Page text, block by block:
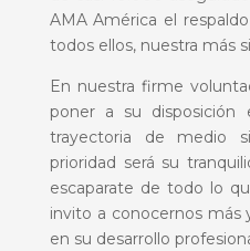
AMA América el
todos ellos, nuestra más
En nuestra firme
poner a su disposición
trayectoria de medio
prioridad será su
escaparate de todo lo
invito a conocernos más
en su desarrollo